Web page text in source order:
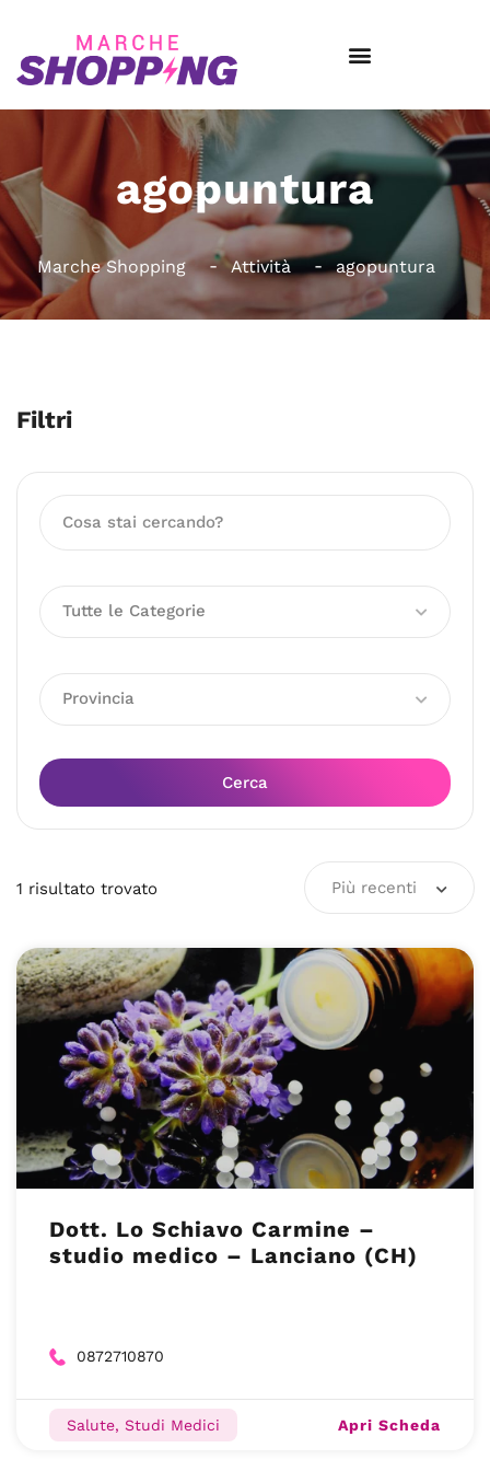
agopuntura
Marche Shopping Attività agopuntura
Filtri
Tutte le Categorie
Provincia
Cerca
1 risultato trovato Più recenti
Dott. Lo Schiavo Carmine –
studio medico – Lanciano (CH)
0872710870
Salute, Studi Medici Apri Scheda